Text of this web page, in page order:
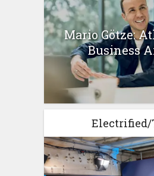
Mario Götze:
Business
Electrified/